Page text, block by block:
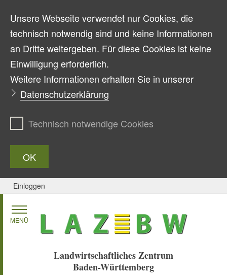
Unsere Webseite verwendet nur Cookies, die
technisch notwendig sind und keine Informationen
an Dritte weitergeben. Für diese Cookies ist keine
Einwilligung erforderlich.
Weitere Informationen erhalten Sie in unserer
Datenschutzerklärung
Technisch notwendige Cookies
OK
Zum Inhalt springen
Einloggen
Landwirtschaftliches Zentrum
Baden-Württemberg
MENÜ